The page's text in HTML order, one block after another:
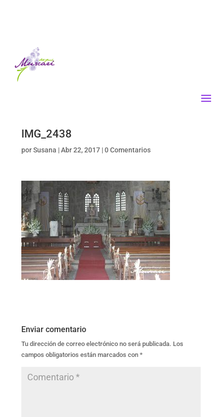
IMG_2438
porSusana |Abr 22, 2017|0 Comentarios
Enviar comentario
Tu dirección de correo electrónico no será publicada. Los
campos obligatorios están marcados con *